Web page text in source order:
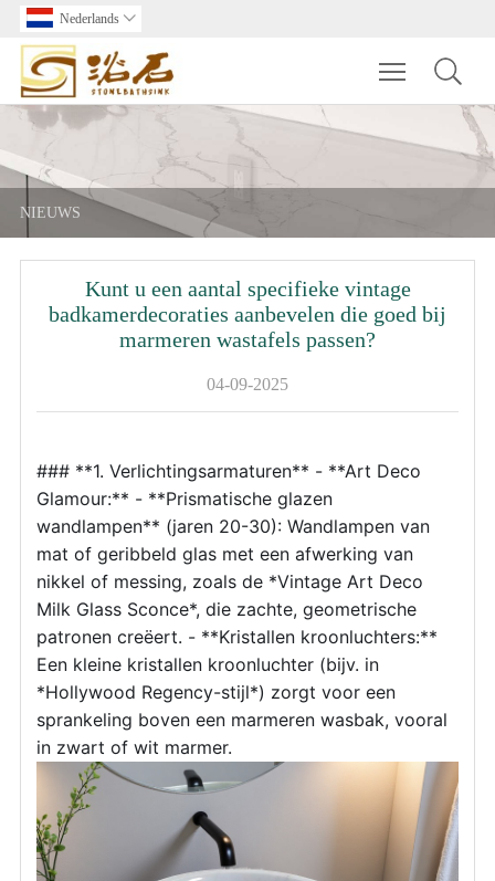
Nederlands 
Toggle
NIEUWS
Kunt u een aantal specifieke vintage
badkamerdecoraties aanbevelen die goed bij
marmeren wastafels passen?
04-09-2025
### **1. Verlichtingsarmaturen** - **Art Deco
Glamour:** - **Prismatische glazen
wandlampen** (jaren 20-30): Wandlampen van
mat of geribbeld glas met een afwerking van
nikkel of messing, zoals de *Vintage Art Deco
Milk Glass Sconce*, die zachte, geometrische
patronen creëert. - **Kristallen kroonluchters:**
Een kleine kristallen kroonluchter (bijv. in
*Hollywood Regency-stijl*) zorgt voor een
sprankeling boven een marmeren wasbak, vooral
in zwart of wit marmer.